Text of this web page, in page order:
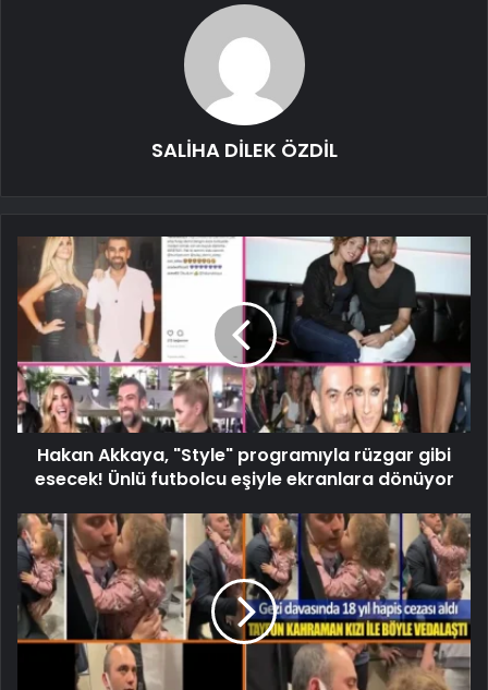
SALİHA DİLEK ÖZDİL
Hakan Akkaya, "Style" programıyla rüzgar gibi
esecek! Ünlü futbolcu eşiyle ekranlara dönüyor